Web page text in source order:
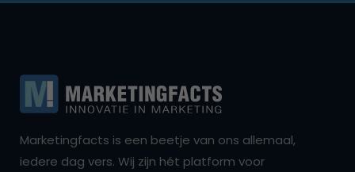
Marketingfacts is een beetje van ons allemaal,
iedere dag vers. Wij zijn hét platform voor